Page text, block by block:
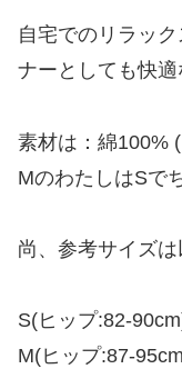
自宅でのリラッ
ナーとしても快適
素材は：綿100%
MのわたしはSで
尚、参考サイズは
S(ヒップ:82-
M(ヒップ:87-